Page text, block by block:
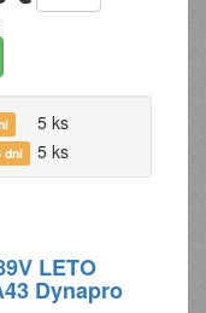
5 ks
dni 5 ks
LETO
Dynapro